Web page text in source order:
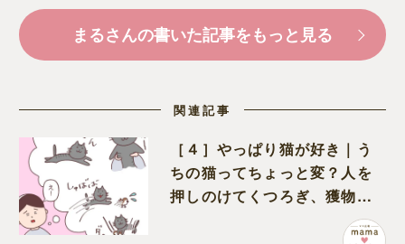
まるさんの書いた記事をもっと見る
関連記事
［４］やっぱり猫が好き｜う
ちの猫ってちょっと変？人を
押しのけてくつろぎ、獲物に
も物怖じしない鋼のハート